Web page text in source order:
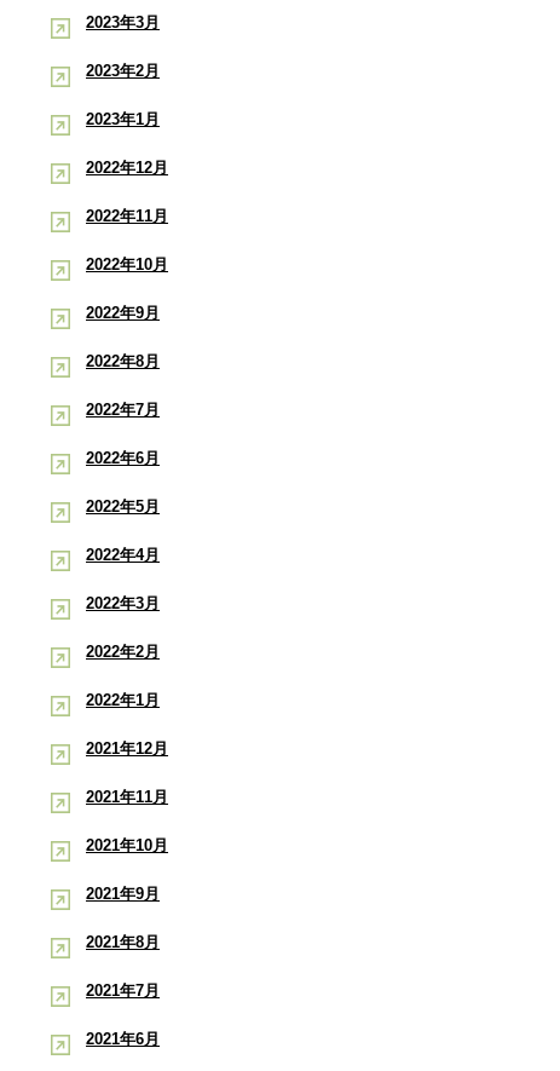
2023年3月
2023年2月
2023年1月
2022年12月
2022年11月
2022年10月
2022年9月
2022年8月
2022年7月
2022年6月
2022年5月
2022年4月
2022年3月
2022年2月
2022年1月
2021年12月
2021年11月
2021年10月
2021年9月
2021年8月
2021年7月
2021年6月